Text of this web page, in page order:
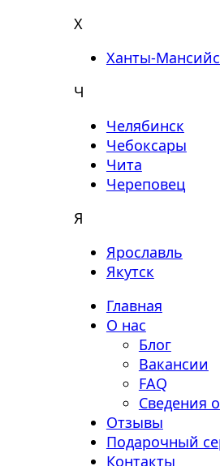
Х
Ханты-
Ч
Челябинск
Чебоксары
Чита
Череповец
Я
Ярославль
Якутск
Главная
О нас
Блог
Вакансии
FAQ
Сведения
Отзывы
Подарочный
Контакты